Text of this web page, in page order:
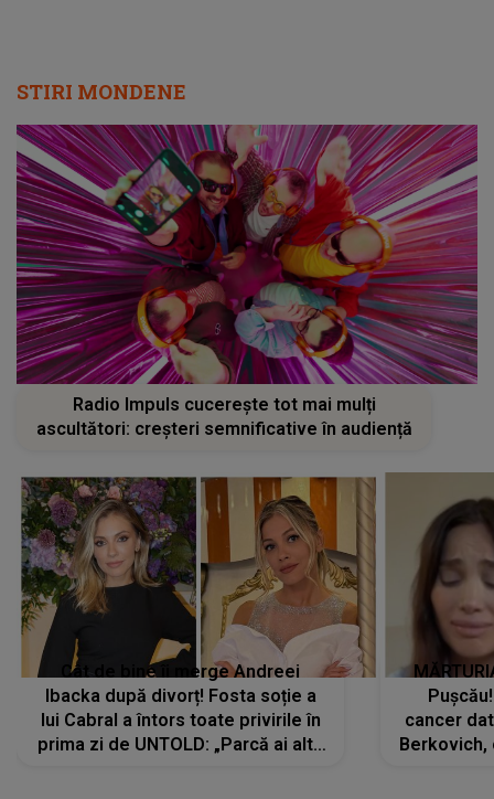
STIRI MONDENE
Radio Impuls cucerește tot mai mulți
ascultători: creșteri semnificative în audiență
Cât de bine îi merge Andreei
Ibacka după divorț! Fosta soție a
lui Cabral a întors toate privirile în
prima zi de UNTOLD: „Parcă ai altă
cancer